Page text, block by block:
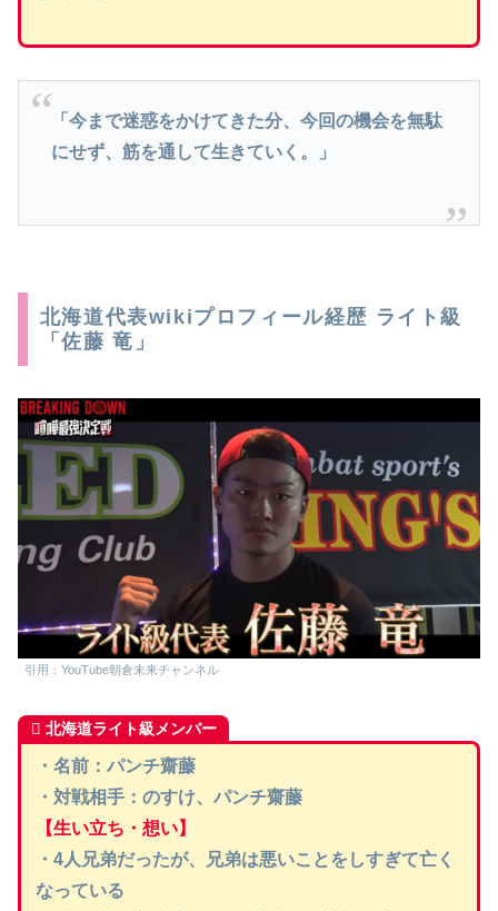
「今まで迷惑をかけてきた分、今回の機会を無駄
にせず、筋を通して生きていく。」
北海道代表wikiプロフィール経歴 ライト級
「佐藤 竜」
引用：YouTube朝倉未来チャンネル
北海道ライト級メンバー
・ 名前：パンチ齋藤
・対戦相手：のすけ、パンチ齋藤
【生い立ち・想い】
・4人兄弟だったが、兄弟は悪いことをしすぎて亡く
なっている